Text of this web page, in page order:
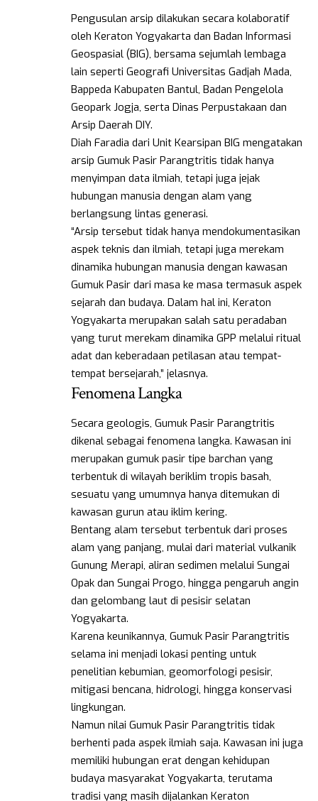
Pengusulan arsip dilakukan secara kolaboratif
oleh Keraton Yogyakarta dan Badan Informasi
Geospasial (BIG), bersama sejumlah lembaga
lain seperti Geografi Universitas Gadjah Mada,
Bappeda Kabupaten Bantul, Badan Pengelola
Geopark Jogja, serta Dinas Perpustakaan dan
Arsip Daerah DIY.
Diah Faradia dari Unit Kearsipan BIG mengatakan
arsip Gumuk Pasir Parangtritis tidak hanya
menyimpan data ilmiah, tetapi juga jejak
hubungan manusia dengan alam yang
berlangsung lintas generasi.
“Arsip tersebut tidak hanya mendokumentasikan
aspek teknis dan ilmiah, tetapi juga merekam
dinamika hubungan manusia dengan kawasan
Gumuk Pasir dari masa ke masa termasuk aspek
sejarah dan budaya. Dalam hal ini, Keraton
Yogyakarta merupakan salah satu peradaban
yang turut merekam dinamika GPP melalui ritual
adat dan keberadaan petilasan atau tempat-
tempat bersejarah,” jelasnya.
Fenomena Langka
Secara geologis, Gumuk Pasir Parangtritis
dikenal sebagai fenomena langka. Kawasan ini
merupakan gumuk pasir tipe barchan yang
terbentuk di wilayah beriklim tropis basah,
sesuatu yang umumnya hanya ditemukan di
kawasan gurun atau iklim kering.
Bentang alam tersebut terbentuk dari proses
alam yang panjang, mulai dari material vulkanik
Gunung Merapi, aliran sedimen melalui Sungai
Opak dan Sungai Progo, hingga pengaruh angin
dan gelombang laut di pesisir selatan
Yogyakarta.
Karena keunikannya, Gumuk Pasir Parangtritis
selama ini menjadi lokasi penting untuk
penelitian kebumian, geomorfologi pesisir,
mitigasi bencana, hidrologi, hingga konservasi
lingkungan.
Namun nilai Gumuk Pasir Parangtritis tidak
berhenti pada aspek ilmiah saja. Kawasan ini juga
memiliki hubungan erat dengan kehidupan
budaya masyarakat Yogyakarta, terutama
tradisi yang masih dijalankan Keraton